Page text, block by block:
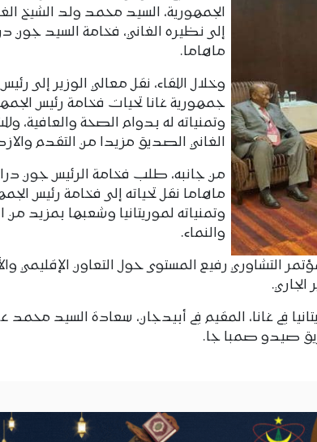
الجمهورية، السيد محمد ولد الشيخ
إلى نظيره الغاني، فخامة السيد جون
ماهاما.
وخلال اللقاء، نقل معالي الوزير إلى رئيس
جمهورية غانا تحيات فخامة رئيس
وتمنياته له بدوام الصحة والعافية،
الغاني الصديق مزيدا من التقدم
من جانبه، طلب فخامة الرئيس جون
ماهاما نقل تحياته إلى فخامة رئيس
وتمنياته لموريتانيا وشعبها بمزيد من
والنماء.
التشاوري رفيع المستوى حول التعاون الإقليمي
في غانا، المقيم في أبيدجان، سعادة السيد محمد
صيدو صمبا جا.